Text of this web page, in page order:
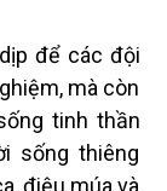
để các đội
mà còn
tinh thần
sống thiêng
điệu múa và